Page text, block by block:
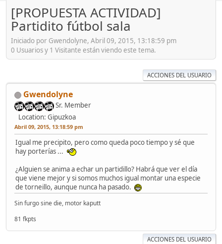
[PROPUESTA ACTIVIDAD]
Partidito fútbol sala
Iniciado por Gwendolyne, Abril 09, 2015, 13:18:59 pm
0 Usuarios y 1 Visitante están viendo este tema.
ACCIONES DEL USUARIO
Gwendolyne
Sr. Member
Location: Gipuzkoa
Abril 09, 2015, 13:18:59 pm
Igual me precipito, pero como queda poco tiempo y sé que
hay porterías ...
¿Alguien se anima a echar un partidillo? Habrá que ver el día
que viene mejor y si somos muchos igual montar una especie
de torneillo, aunque nunca ha pasado.
Sin furgo sine die, motor kaputt
81 fkpts
ACCIONES DEL USUARIO